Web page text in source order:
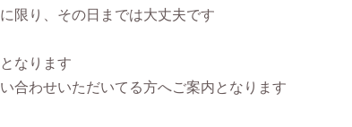
限り、その日までは大丈夫です
なります
合わせいただいてる方へご案内となります